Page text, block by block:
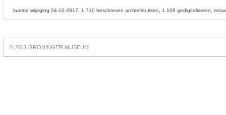
laatste wijziging 04-10-2017 1.710 beschreven archiefstukken 1.108 gedigitaliseerd
online
slots
© 2011 GRONINGER MUSEUM